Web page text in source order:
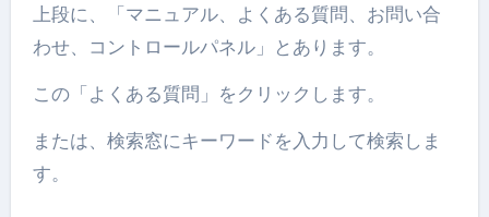
上段に、「マニュアル、よくある質問、お問い合
わせ、コントロールパネル」とあります。
この「よくある質問」をクリックします。
または、検索窓にキーワードを入力して検索しま
す。